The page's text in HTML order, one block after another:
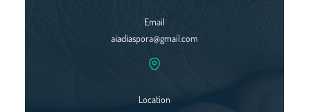
Email
aiadiaspora@gmail.com
Location